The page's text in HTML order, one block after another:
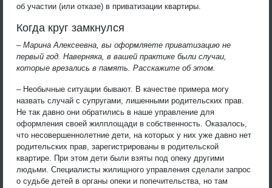
об участии (или отказе) в приватизации квартиры.
Когда круг замкнулся
– Марина Алексеевна, вы оформляете приватизацию не
первый год. Наверняка, в вашей практике были случаи,
которые врезались в память. Расскажите об этом.
– Необычные ситуации бывают. В качестве примера могу
назвать случай с супругами, лишенными родительских прав.
Не так давно они обратились в наше управление для
оформления своей жилплощади в собственность. Оказалось,
что несовершеннолетние дети, на которых у них уже давно нет
родительских прав, зарегистрированы в родительской
квартире. При этом дети были взяты под опеку другими
людьми. Специалисты жилищного управления сделали запрос
о судьбе детей в органы опеки и попечительства, но там